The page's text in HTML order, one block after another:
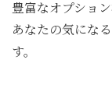
豊富なオプショ
あなたの気にな
す。